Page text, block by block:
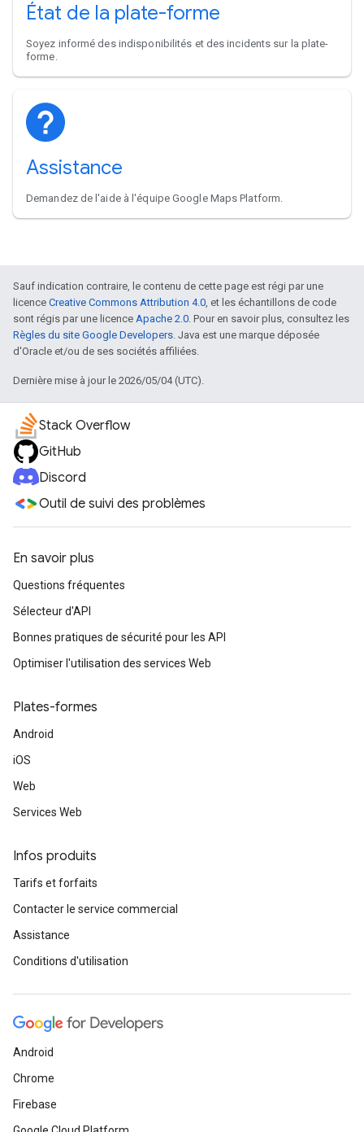
État de la plate-forme
Soyez informé des indisponibilités et des incidents sur la plate-
forme.
Assistance
Demandez de l'aide à l'équipe Google Maps Platform.
Sauf indication contraire, le contenu de cette page est régi par une
licence Creative Commons Attribution 4.0, et les échantillons de code
sont régis par une licence Apache 2.0. Pour en savoir plus, consultez les
Règles du site Google Developers. Java est une marque déposée
d'Oracle et/ou de ses sociétés affiliées.
Dernière mise à jour le 2026/05/04 (UTC).
Stack Overflow
GitHub
Discord
Outil de suivi des problèmes
En savoir plus
Questions fréquentes
Sélecteur d'API
Bonnes pratiques de sécurité pour les API
Optimiser l'utilisation des services Web
Plates-formes
Android
iOS
Web
Services Web
Infos produits
Tarifs et forfaits
Contacter le service commercial
Assistance
Conditions d'utilisation
Android
Chrome
Firebase